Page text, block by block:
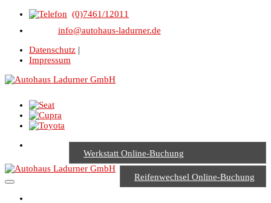
(0)7461/12011
info@autohaus-ladurner.de
Datenschutz |
Impressum
Werkstatt Online-Buchung
Reifenwechsel Online-Buchung